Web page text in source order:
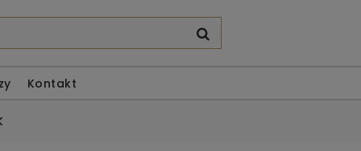
Kontakt